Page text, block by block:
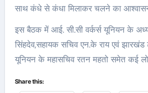
साथ कंधे से कंधा मिलाकर चलने का
इस बैठक में आई. सी.सी वर्कर्स यूनियन के
सिंहदेव,सहायक सचिव एन.के राय एवं झारखंड
यूनियन के महासचिव रतन महतो समेत कई
Share this: